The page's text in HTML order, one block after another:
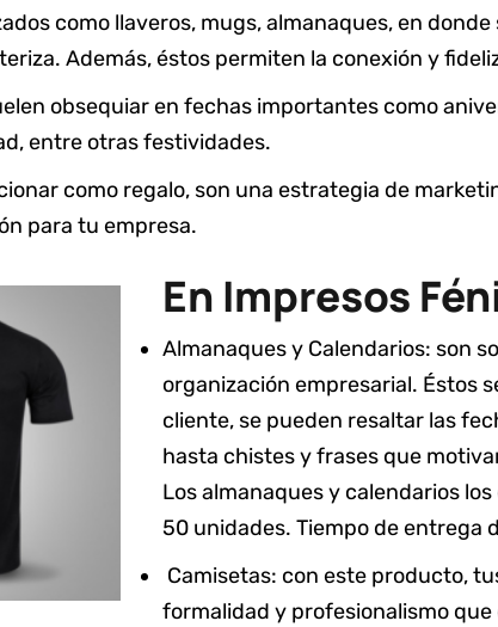
como llaveros, mugs, almanaques, en
Además, éstos permiten la conexión y
obsequiar en fechas importantes como
entre otras festividades.
como regalo, son una estrategia de
para tu empresa.
En Impresos
Almanaques y Calendarios: son
organización empresarial. Éstos
cliente, se pueden resaltar las
hasta chistes y frases que
Los almanaques y calendarios
50 unidades. Tiempo de entrega
Camisetas: con este producto,
formalidad y profesionalismo